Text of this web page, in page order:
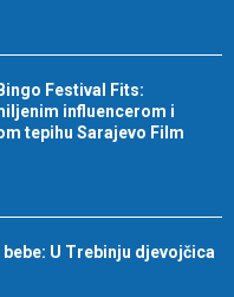
Festival Fits:
influencerom i
tepihu Sarajevo Film
U Trebinju djevojčica